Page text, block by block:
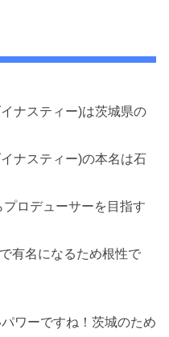
ナスティー)は茨城県の
ナスティー)の本名は石
ロデューサーを目指す
有名になるため根性で
ワーですね！茨城のため